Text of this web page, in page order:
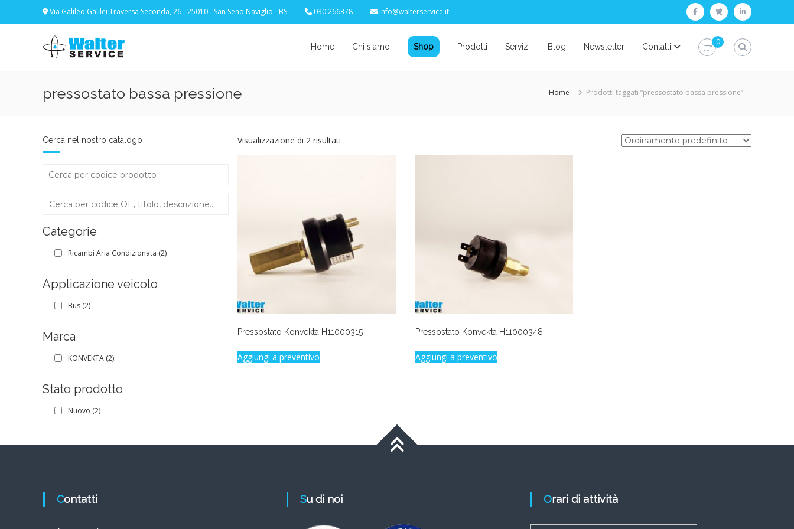
Via Galileo Galilei Traversa Seconda, 26 - 25010 - San Seno Naviglio - BS 030 266378 info@walterservice.it facebooktwitterlinkedin
Walter
Service
le
parti
tuo
veicolo?
alla
Service
Home Chi siamo Shop Prodotti Servizi Blog Newsletter Contatti
0
pressostato bassa pressione Home Prodotti taggati “pressostato bassa pressione”
Visualizzazione di 2 risultati
Pressostato Konvekta H11000315
Aggiungi a preventivo
Pressostato Konvekta H11000348
Aggiungi a preventivo
Cerca nel nostro catalogo
Categorie
Ricambi Aria Condizionata (2)
Applicazione veicolo
Bus (2)
Marca
KONVEKTA (2)
Stato prodotto
Nuovo (2)
Contatti Su di noi Orari di attività